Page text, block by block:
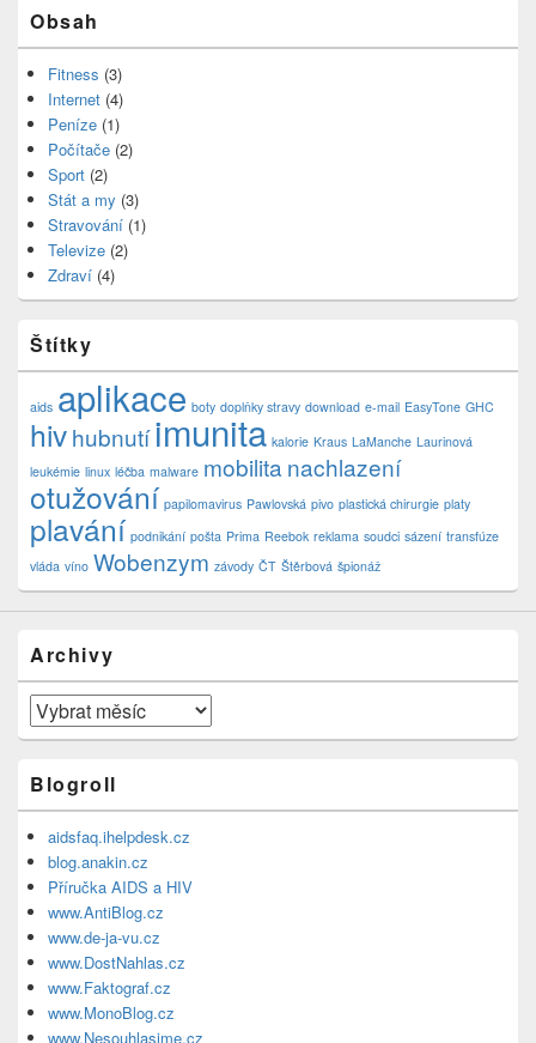
Obsah
Fitness (3)
Internet (4)
Peníze (1)
Počítače (2)
Sport (2)
Stát a my (3)
Stravování (1)
Televize (2)
Zdraví (4)
Štítky
aids aplikace boty doplňky stravy download e-mail EasyTone GHC
hivhubnutíimunita kalorie Kraus LaManche Laurinová
leukémie linux léčba malware mobilita nachlazení
otužování papilomavirus Pawlovská pivo plastická chirurgie platy
plavání podnikání pošta Prima Reebok reklama soudci sázení transfúze
vláda víno Wobenzym závody ČT Štěrbová špionáž
Archivy
Archivy
Blogroll
aidsfaq.ihelpdesk.cz
blog.anakin.cz
Příručka AIDS a HIV
www.AntiBlog.cz
www.de-ja-vu.cz
www.DostNahlas.cz
www.Faktograf.cz
www.MonoBlog.cz
www.Nesouhlasime.cz